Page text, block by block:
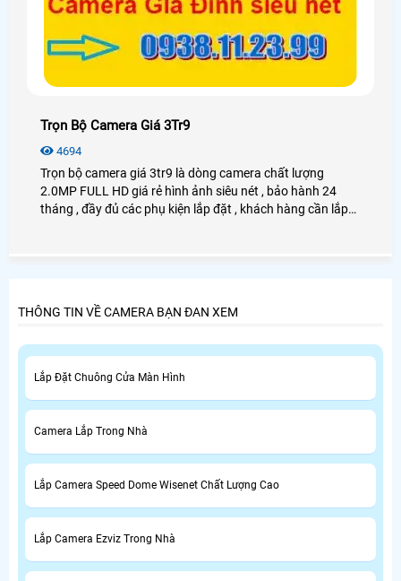
Trọn Bộ Camera Giá 3Tr9
4694
Trọn bộ camera giá 3tr9 là dòng camera chất lượng
2.0MP FULL HD giá rẻ hình ảnh siêu nét , bảo hành 24
tháng , đầy đủ các phụ kiện lắp đặt , khách hàng cần lắp
THÔNG TIN VỀ CAMERA BẠN ĐAN XEM
Lắp Đặt Chuông Cửa Màn Hình
Camera Lắp Trong Nhà
Lắp Camera Speed Dome Wisenet Chất Lượng Cao
Lắp Camera Ezviz Trong Nhà